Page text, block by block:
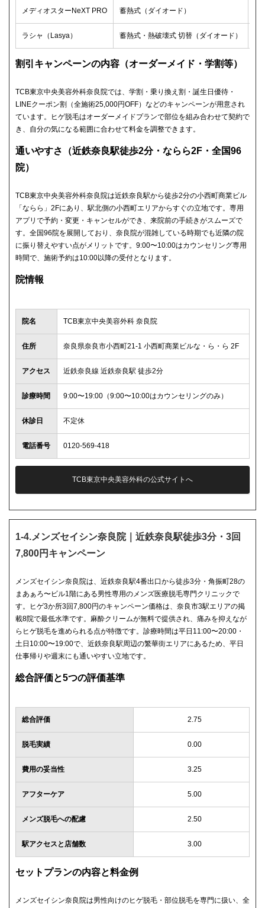
メディオスターNeXT PRO 蓄熱式（ダイオード）
ラシャ（Lasya） 蓄熱式・熱破壊式 切替（ダイオード）
割引キャンペーンの内容（オーダーメイド・学割等）
TCB東京中央美容外科奈良院では、学割・乗り換え割・誕生日優待・
LINEクーポン割（全施術25,000円OFF）などのキャンペーンが用意され
ています。ヒゲ脱毛はオーダーメイドプランで部位を組み合わせて契約で
き、自分の気になる範囲に合わせて料金を調整できます。
通いやすさ（近鉄奈良駅徒歩2分・ならら2F・全国96
院）
TCB東京中央美容外科奈良院は近鉄奈良駅から徒歩2分の小西町商業ビル
「ならら」2Fにあり、駅北側の小西町エリアからすぐの立地です。専用
アプリで予約・変更・キャンセルができ、来院前の手続きがスムーズで
す。全国96院を展開しており、奈良院が混雑している時期でも近隣の院
に振り替えやすい点がメリットです。9:00〜10:00はカウンセリング専用
時間で、施術予約は10:00以降の受付となります。
院情報
院名 TCB東京中央美容外科 奈良院
住所 奈良県奈良市小西町21-1 小西町商業ビルな・ら・ら 2F
アクセス 近鉄奈良線 近鉄奈良駅 徒歩2分
診療時間 9:00〜19:00（9:00〜10:00はカウンセリングのみ）
休診日 不定休
電話番号 0120-569-418
TCB東京中央美容外科の公式サイトへ
1-4.メンズセイシン奈良院｜近鉄奈良駅徒歩3分・3回
7,800円キャンペーン
メンズセイシン奈良院は、近鉄奈良駅4番出口から徒歩3分・角振町28の
まあぁろ〜ビル1階にある男性専用のメンズ医療脱毛専門クリニックで
す。ヒゲ3か所3回7,800円のキャンペーン価格は、奈良市3駅エリアの掲
載8院で最低水準です。麻酔クリームが無料で提供され、痛みを抑えなが
らヒゲ脱毛を進められる点が特徴です。診療時間は平日11:00〜20:00・
土日10:00〜19:00で、近鉄奈良駅周辺の繁華街エリアにあるため、平日
仕事帰りや週末にも通いやすい立地です。
総合評価と5つの評価基準
総合評価 2.75
脱毛実績 0.00
費用の妥当性 3.25
アフターケア 5.00
メンズ脱毛への配慮 2.50
駅アクセスと店舗数 3.00
セットプランの内容と料金例
メンズセイシン奈良院は男性向けのヒゲ脱毛・部位脱毛を専門に扱い、全